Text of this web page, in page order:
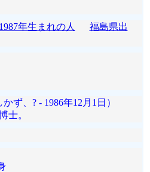
1987年生まれの人
福島県出
ず、? - 1986年12月1日）
士。